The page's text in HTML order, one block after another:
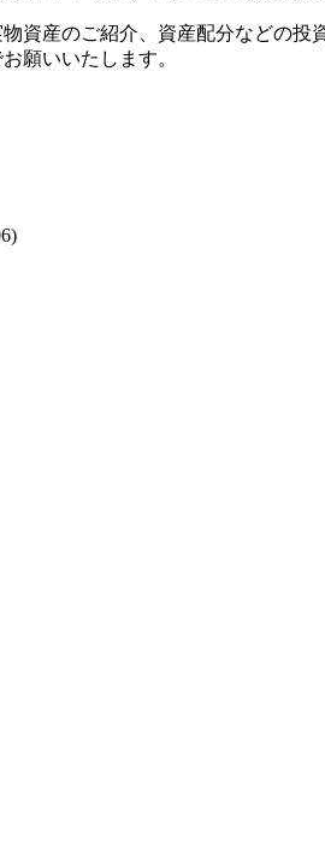
資産のご紹介、資産配分などの投
願いいたします。